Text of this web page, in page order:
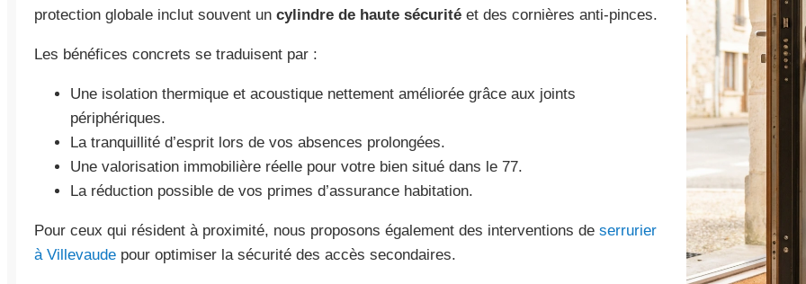
protection globale inclut souvent un cylindre de haute sécurité et des cornières anti-pinces.
Les bénéfices concrets se traduisent par :
Une isolation thermique et acoustique nettement améliorée grâce aux joints
périphériques.
La tranquillité d’esprit lors de vos absences prolongées.
Une valorisation immobilière réelle pour votre bien situé dans le 77.
La réduction possible de vos primes d’assurance habitation.
Pour ceux qui résident à proximité, nous proposons également des interventions de serrurier
à Villevaude pour optimiser la sécurité des accès secondaires.